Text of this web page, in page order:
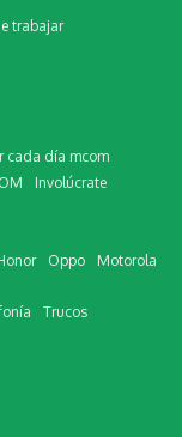
trabajar
cada día mcom
Involúcrate
Oppo Motorola
Trucos